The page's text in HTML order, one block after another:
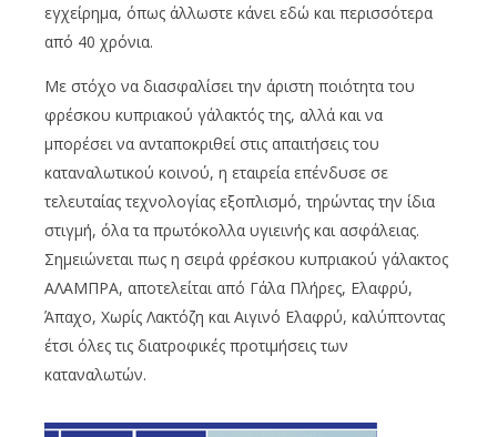
εγχείρημα, όπως άλλωστε κάνει εδώ και περισσότερα
από 40 χρόνια.
Με στόχο να διασφαλίσει την άριστη ποιότητα του
φρέσκου κυπριακού γάλακτός της, αλλά και να
μπορέσει να ανταποκριθεί στις απαιτήσεις του
καταναλωτικού κοινού, η εταιρεία επένδυσε σε
τελευταίας τεχνολογίας εξοπλισμό, τηρώντας την ίδια
στιγμή, όλα τα πρωτόκολλα υγιεινής και ασφάλειας.
Σημειώνεται πως η σειρά φρέσκου κυπριακού γάλακτος
ΑΛΑΜΠΡΑ, αποτελείται από Γάλα Πλήρες, Ελαφρύ,
Άπαχο, Χωρίς Λακτόζη και Αιγινό Ελαφρύ, καλύπτοντας
έτσι όλες τις διατροφικές προτιμήσεις των
καταναλωτών.